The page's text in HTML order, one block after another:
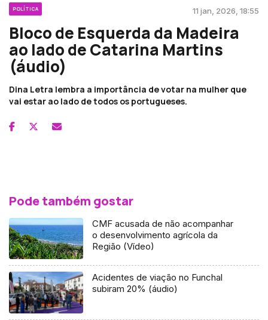
POLÍTICA 11 jan, 2026, 18:55
Bloco de Esquerda da Madeira
ao lado de Catarina Martins
(áudio)
Dina Letra lembra a importância de votar na mulher que
vai estar ao lado de todos os portugueses.
Pode também gostar
CMF acusada de não acompanhar
o desenvolvimento agrícola da
Região (Vídeo)
Acidentes de viação no Funchal
subiram 20% (áudio)